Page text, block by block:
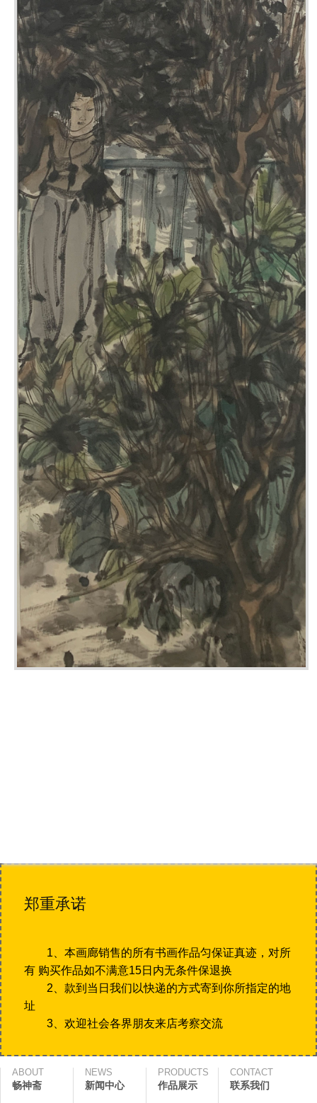
郑重承诺
1、本画廊销售的所有书画作品匀保证真迹，对所
有 购买作品如不满意15日内无条件保退换
2、款到当日我们以快递的方式寄到你所指定的地
址
3、欢迎社会各界朋友来店考察交流
ABOUT
畅神斋
NEWS
新闻中心
PRODUCTS
作品展示
CONTACT
联系我们